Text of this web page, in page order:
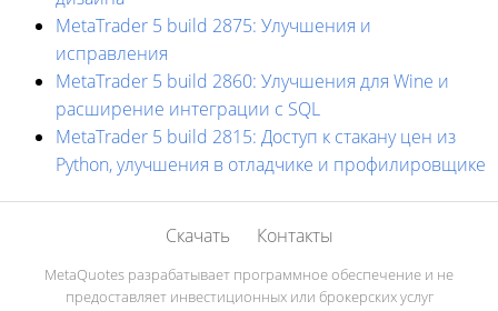
MetaTrader 5 build 2875: Улучшения и
исправления
MetaTrader 5 build 2860: Улучшения для Wine и
расширение интеграции с SQL
MetaTrader 5 build 2815: Доступ к стакану цен из
Python, улучшения в отладчике и профилировщике
Скачать Контакты
MetaQuotes разрабатывает программное обеспечение и не
предоставляет инвестиционных или брокерских услуг